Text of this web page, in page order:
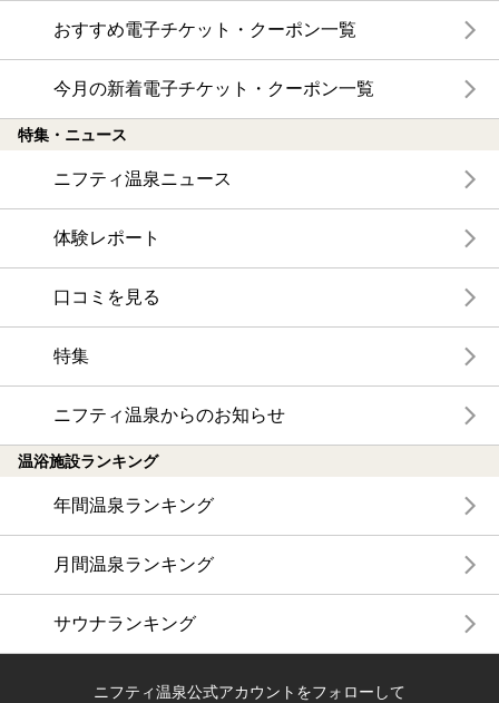
おすすめ電子チケット・クーポン一覧
今月の新着電子チケット・クーポン一覧
特集・ニュース
ニフティ温泉ニュース
体験レポート
口コミを見る
特集
ニフティ温泉からのお知らせ
温浴施設ランキング
年間温泉ランキング
月間温泉ランキング
サウナランキング
ニフティ温泉公式アカウントをフォローして